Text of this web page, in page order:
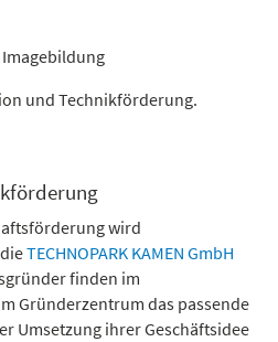
und Technikförderung.
wird
TECHNOPARK KAMEN GmbH
finden im
Gründerzentrum das passende
Umsetzung ihrer Geschäftsidee